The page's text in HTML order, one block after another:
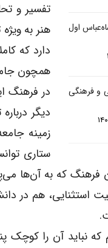
اول
و فرهنگی
تفسیر و
هنر به
دارد که
همچون
در فرهنگ
دیگر
زمینه
ستاری
که به آن‌ها
استثنایی، هم
که نباید آن را